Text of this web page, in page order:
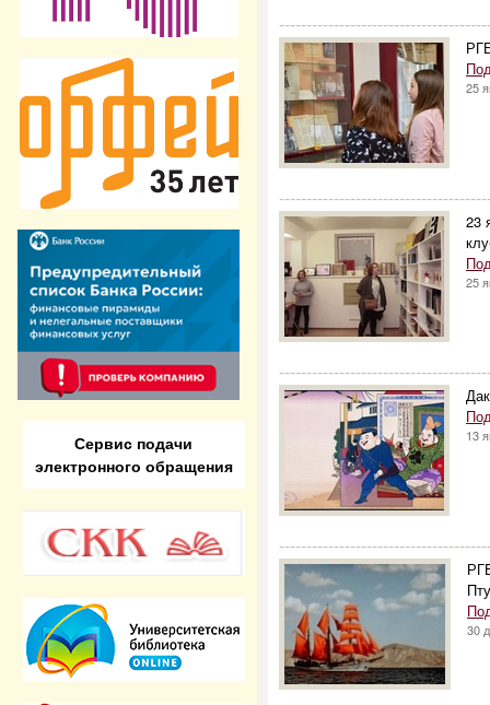
Сервис подачи
электронного обращения
25
23
25
13
30